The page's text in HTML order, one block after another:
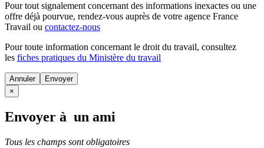
Pour tout signalement concernant des informations inexactes ou une
offre déjà pourvue, rendez-vous auprès de votre agence France
Travail ou contactez-nous
Pour toute information concernant le droit du travail, consultez
les fiches pratiques du Ministère du travail
Annuler
×
Envoyer à un ami
Tous les champs sont obligatoires